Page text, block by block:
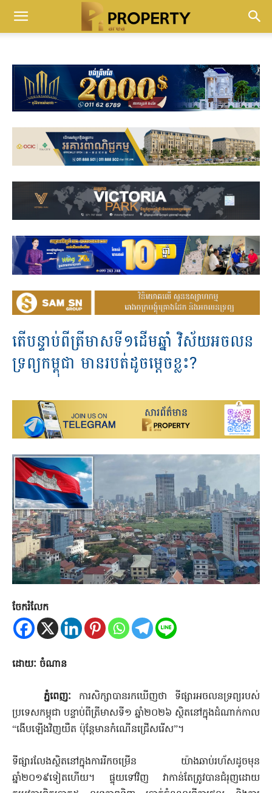
តើ​បន្ទាប់​ពី​ត្រី​មាស​ទី​១​ដើម​ឆ្នាំ​ វិស័យ​អចលន​
ទ្រព្យ​កម្ពុជា​ មាន​របត់​ដូច​ម្តេច​ខ្លះ​?​
ចែករំលែក
ដោយៈ ចំណាន
ភ្នំពេញៈ ការសិក្សាបានរកឃើញថា ទីផ្សារអចលនទ្រព្យរបស់
ប្រទេសកម្ពុជា បន្ទាប់ពីត្រីមាសទី១ ឆ្នាំ២០២៦ ស្ថិតនៅក្នុងដំណាក់កាល
“ងើបឡើងវិញយឺត ប៉ុន្តែមានកំណើនជ្រើសរើស”។
ទីផ្សារលែងស្ថិតនៅក្នុងការរីកចម្រើន យ៉ាងឆាប់រហ័សដូចមុន
ឆ្នាំ២០១៩ទៀតហើយ។ ផ្ទុយទៅវិញ វាកាន់តែត្រូវបានជំរុញដោយ